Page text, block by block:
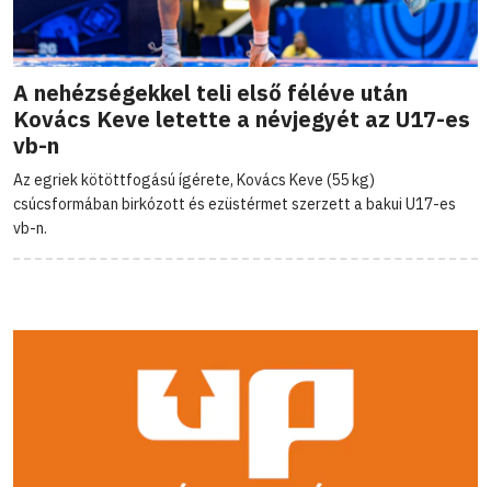
A nehézségekkel teli első féléve után
Kovács Keve letette a névjegyét az U17-es
vb-n
Az egriek kötöttfogású ígérete, Kovács Keve (55 kg)
csúcsformában birkózott és ezüstérmet szerzett a bakui U17-es
vb-n.